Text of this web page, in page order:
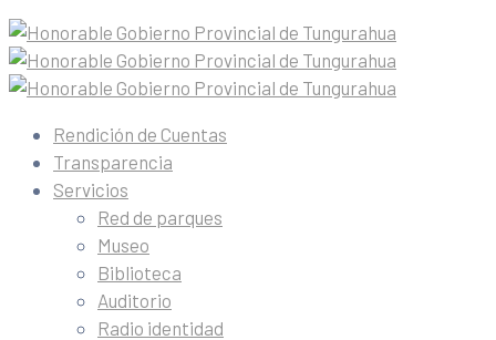
Rendición de Cuentas
Transparencia
Servicios
Red de parques
Museo
Biblioteca
Auditorio
Radio identidad